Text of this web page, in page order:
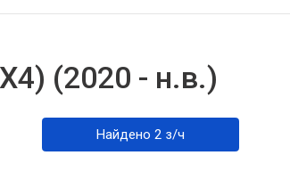
(2020 - н.в.)
Найдено 2 з/ч